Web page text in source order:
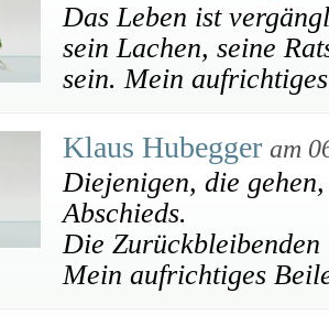
Das Leben ist
sein Lachen, seine
sein. Mein
Klaus Hubegger am
Diejenigen, die
Abschieds.
Die Zurückbleibenden
Mein aufrichtiges